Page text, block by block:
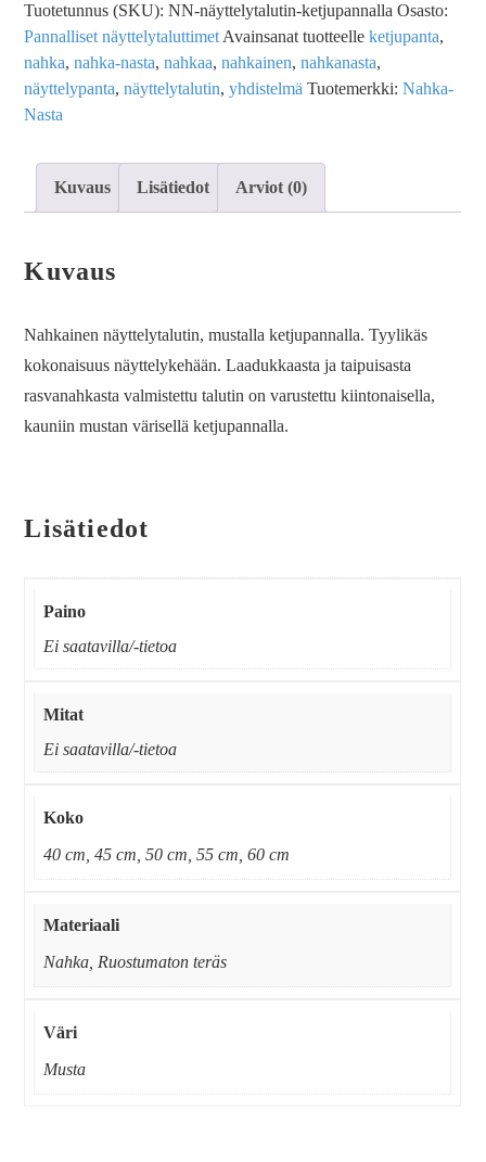
Tuotetunnus (SKU):NN-näyttelytalutin-ketjupannalla Osasto:
Pannalliset näyttelytaluttimet Avainsanat tuotteelleketjupanta,
nahka,nahka-nasta,nahkaa,nahkainen,nahkanasta,
näyttelypanta,näyttelytalutin,yhdistelmä Tuotemerkki:Nahka-
Nasta
Kuvaus Lisätiedot Arviot (0)
Kuvaus
Nahkainen näyttelytalutin, mustalla ketjupannalla. Tyylikäs
kokonaisuus näyttelykehään. Laadukkaasta ja taipuisasta
rasvanahkasta valmistettu talutin on varustettu kiintonaisella,
kauniin mustan värisellä ketjupannalla.
Lisätiedot
Paino
Ei saatavilla/-tietoa
Mitat
Ei saatavilla/-tietoa
Koko
40 cm, 45 cm, 50 cm, 55 cm, 60 cm
Materiaali
Nahka, Ruostumaton teräs
Väri
Musta